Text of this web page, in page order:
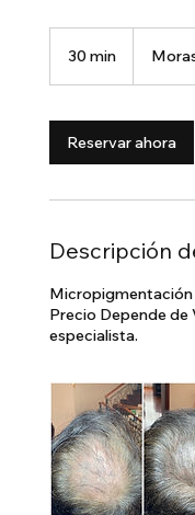
30 min
m
i
n
Reservar ahora
Descripción
Micropigmentación
Precio Depende de
especialista.